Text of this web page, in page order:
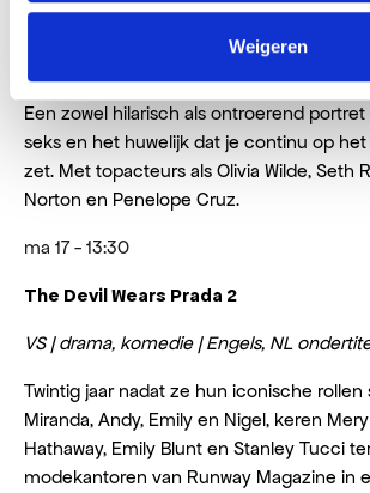
Weigeren
The Invite
VS | drama, komedie | Engels, Spaans, NL
Een zowel hilarisch als ontroerend portret
seks en het huwelijk dat je continu op
zet. Met topacteurs als Olivia Wilde, Seth
Norton en Penelope Cruz.
ma 17 - 13:30
The Devil Wears Prada 2
VS | drama, komedie | Engels, NL
Twintig jaar nadat ze hun iconische rollen
Miranda, Andy, Emily en Nigel, keren
Hathaway, Emily Blunt en Stanley Tucci
modekantoren van Runway Magazine in